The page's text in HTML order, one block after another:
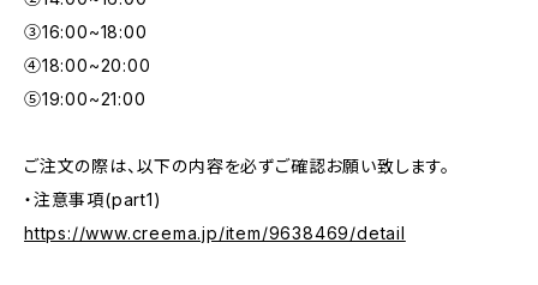
③16:00~18:00
④18:00~20:00
⑤19:00~21:00
ご注文の際は、以下の内容を必ずご確認お願い致します。
・注意事項(part1)
https://www.creema.jp/item/9638469/detail